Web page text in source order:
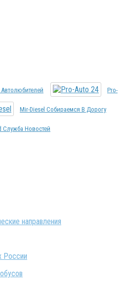
Pro-
Mir-Diesel Собираемся В Дорогу
Служба Новостей
России